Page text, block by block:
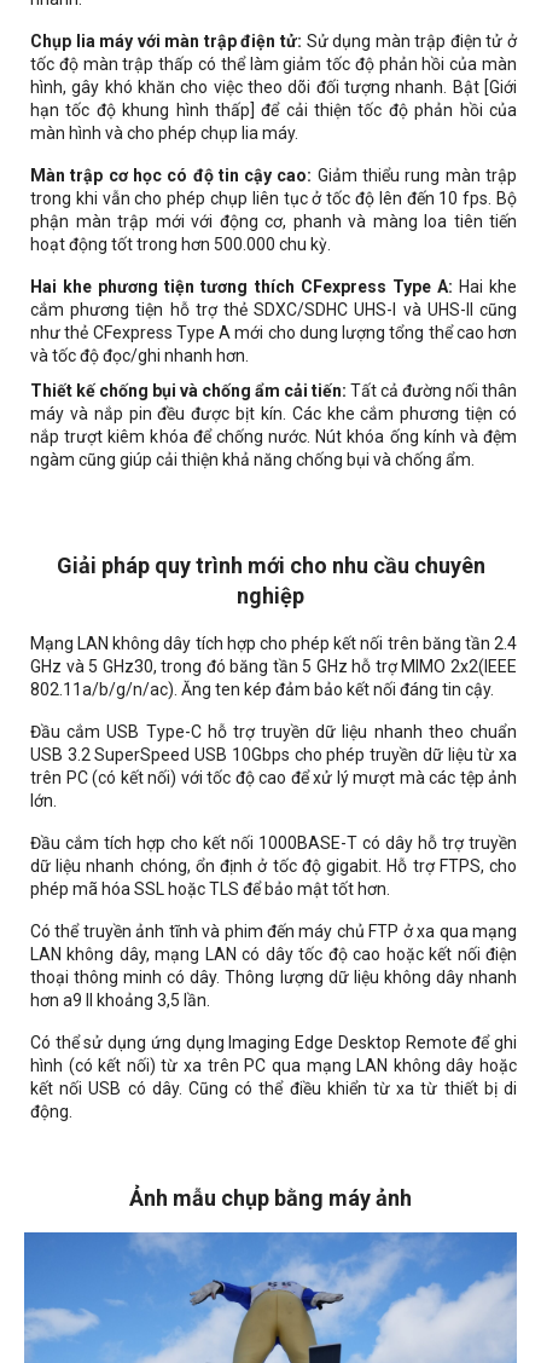
Chụp lia máy với màn trập điện tử: Sử dụng màn trập điện tử ở
tốc độ màn trập thấp có thể làm giảm tốc độ phản hồi của màn
hình, gây khó khăn cho việc theo dõi đối tượng nhanh. Bật [Giới
hạn tốc độ khung hình thấp] để cải thiện tốc độ phản hồi của
màn hình và cho phép chụp lia máy.
Màn trập cơ học có độ tin cậy cao: Giảm thiểu rung màn trập
trong khi vẫn cho phép chụp liên tục ở tốc độ lên đến 10 fps. Bộ
phận màn trập mới với động cơ, phanh và màng loa tiên tiến
hoạt động tốt trong hơn 500.000 chu kỳ.
Hai khe phương tiện tương thích CFexpress Type A: Hai khe
cắm phương tiện hỗ trợ thẻ SDXC/SDHC UHS-I và UHS-II cũng
như thẻ CFexpress Type A mới cho dung lượng tổng thể cao hơn
và tốc độ đọc/ghi nhanh hơn.
Thiết kế chống bụi và chống ẩm cải tiến: Tất cả đường nối thân
máy và nắp pin đều được bịt kín. Các khe cắm phương tiện có
nắp trượt kiêm khóa để chống nước. Nút khóa ống kính và đệm
ngàm cũng giúp cải thiện khả năng chống bụi và chống ẩm.
Giải pháp quy trình mới cho nhu cầu chuyên
nghiệp
Mạng LAN không dây tích hợp cho phép kết nối trên băng tần 2.4
GHz và 5 GHz30, trong đó băng tần 5 GHz hỗ trợ MIMO 2x2(IEEE
802.11a/b/g/n/ac). Ăng ten kép đảm bảo kết nối đáng tin cậy.
Đầu cắm USB Type-C hỗ trợ truyền dữ liệu nhanh theo chuẩn
USB 3.2 SuperSpeed USB 10Gbps cho phép truyền dữ liệu từ xa
trên PC (có kết nối) với tốc độ cao để xử lý mượt mà các tệp ảnh
lớn.
Đầu cắm tích hợp cho kết nối 1000BASE-T có dây hỗ trợ truyền
dữ liệu nhanh chóng, ổn định ở tốc độ gigabit. Hỗ trợ FTPS, cho
phép mã hóa SSL hoặc TLS để bảo mật tốt hơn.
Có thể truyền ảnh tĩnh và phim đến máy chủ FTP ở xa qua mạng
LAN không dây, mạng LAN có dây tốc độ cao hoặc kết nối điện
thoại thông minh có dây. Thông lượng dữ liệu không dây nhanh
hơn a9 II khoảng 3,5 lần.
Có thể sử dụng ứng dụng Imaging Edge Desktop Remote để ghi
hình (có kết nối) từ xa trên PC qua mạng LAN không dây hoặc
kết nối USB có dây. Cũng có thể điều khiển từ xa từ thiết bị di
động.
Ảnh mẫu chụp bằng máy ảnh